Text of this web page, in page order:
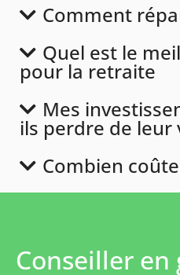
Comment
Quel est le
pour la retraite
Mes
ils perdre de leur
Combien
Conseiller en